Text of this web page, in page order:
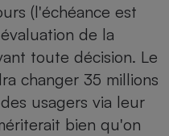
(l'échéance est
de la
toute décision. Le
changer 35 millions
usagers via leur
bien qu'on
Lave-linge
Radiateur électrique
Antimoustique